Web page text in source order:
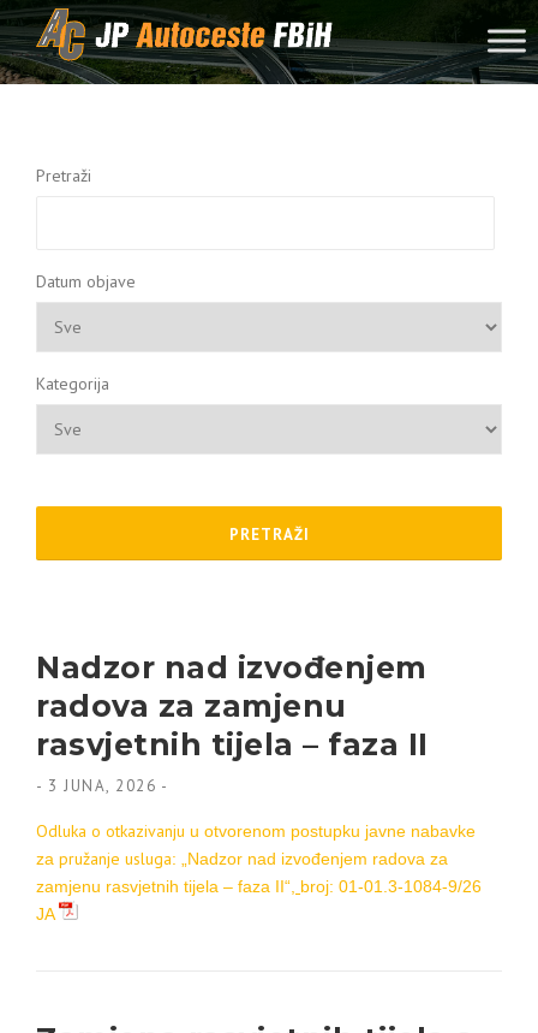
Skip to content
Pretraži
Datum objave
Kategorija
Nadzor nad izvođenjem
radova za zamjenu
rasvjetnih tijela – faza II
- 3 JUNA, 2026 -
Odluka o otkazivanju u otvorenom postupku javne nabavke
za pružanje usluga:
„Nadzor nad izvođenjem radova za
zamjenu rasvjetnih tijela – faza II“, broj: 01-01.3-1084-9/26
JA